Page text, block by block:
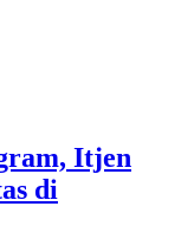
Itjen
di